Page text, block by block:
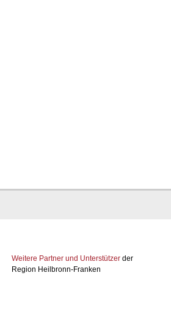
Weitere Partner und Unterstützerder
Region Heilbronn-Franken